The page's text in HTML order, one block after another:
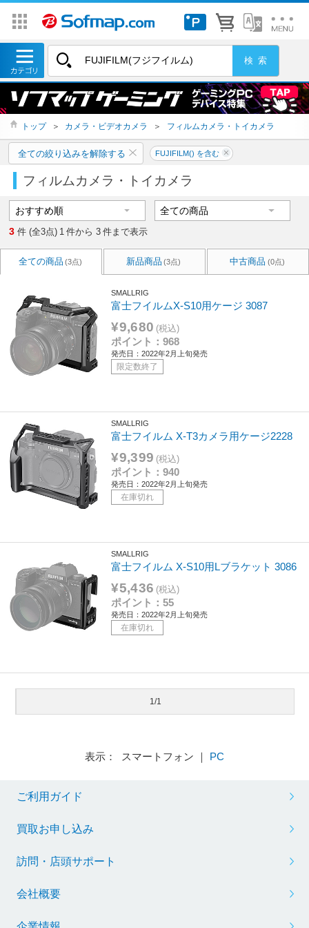
トップ ＞ カメラ・ビデオカメラ ＞ フィルムカメラ・トイカメラ
全ての絞り込みを解除する FUJIFILM() を含む
フィルムカメラ・トイカメラ
3 件 (全3点) 1 件から 3 件まで表示
全ての商品 (3点) 新品商品 (3点) 中古商品 (0点)
SMALLRIG
富士フイルムX-S10用ケージ 3087
¥9,680 (税込)
ポイント：968
発売日：2022年2月上旬発売
限定数終了
SMALLRIG
富士フイルム X-T3カメラ用ケージ2228
¥9,399 (税込)
ポイント：940
発売日：2022年2月上旬発売
在庫切れ
SMALLRIG
富士フイルム X-S10用Lブラケット 3086
¥5,436 (税込)
ポイント：55
発売日：2022年2月上旬発売
在庫切れ
1/1
表示： スマートフォン ｜ PC
ご利用ガイド
買取お申し込み
訪問・店頭サポート
会社概要